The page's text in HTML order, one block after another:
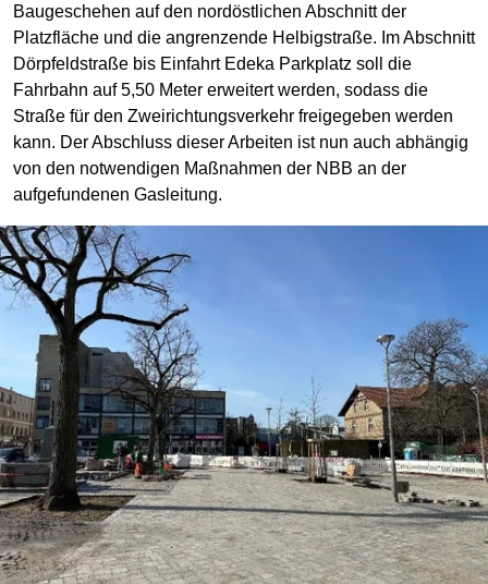
Baugeschehen auf den nordöstlichen Abschnitt der
Platzfläche und die angrenzende Helbigstraße. Im Abschnitt
Dörpfeldstraße bis Einfahrt Edeka Parkplatz soll die
Fahrbahn auf 5,50 Meter erweitert werden, sodass die
Straße für den Zweirichtungsverkehr freigegeben werden
kann. Der Abschluss dieser Arbeiten ist nun auch abhängig
von den notwendigen Maßnahmen der NBB an der
aufgefundenen Gasleitung.